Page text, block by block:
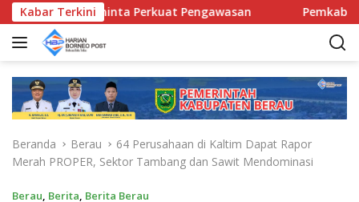
a
Kabar Terkini
Diminta Perkuat Pengawasan Pemkab Berau
Beranda Berau
64 Perusahaan di Kaltim Dapat Rapor
Merah PROPER, Sektor Tambang dan Sawit Mendominasi
Berau, Berita, Berita Berau